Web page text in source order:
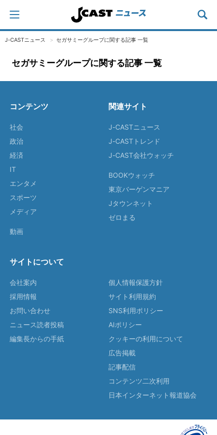
J-CASTニュース セガサミーグループに関する記事 一覧
セガサミーグループに関する記事 一覧
コンテンツ
社会
政治
経済
IT
エンタメ
スポーツ
メディア
動画
関連サイト
J-CASTニュース
J-CASTトレンド
J-CAST会社ウォッチ
BOOKウォッチ
東京バーゲンマニア
Jタウンネット
ゼロまる
サイトについて
会社案内
採用情報
お問い合わせ
ニュース読者投稿
編集長からの手紙
個人情報保護方針
サイト利用規約
SNS利用ポリシー
AIポリシー
クッキーの利用について
広告掲載
記事配信
コンテンツ二次利用
日本インターネット報道協会